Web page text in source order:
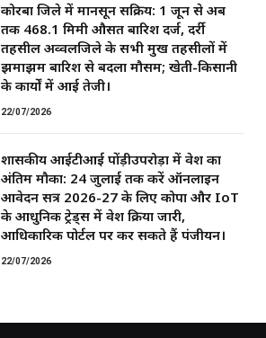
कोरबा जिले में मानसून सक्रिय: 1 जून से अब
तक 468.1 मिमी औसत बारिश दर्ज, दर्री
तहसील अव्वलजिले के सभी प्रमुख तहसीलों में
झमाझम बारिश से बदला मौसम; खेती-किसानी
के कार्यों में आई तेजी।
22/07/2026
शासकीय आईटीआई पोंड़ीउपरोड़ा में प्रवेश का
अंतिम मौका: 24 जुलाई तक करें ऑनलाइन
आवेदन सत्र 2026-27 के लिए कोपा और IoT
के आधुनिक ट्रेड्स में प्रवेश प्रक्रिया जारी,
आधिकारिक पोर्टल पर कर सकते हैं पंजीयन।
22/07/2026